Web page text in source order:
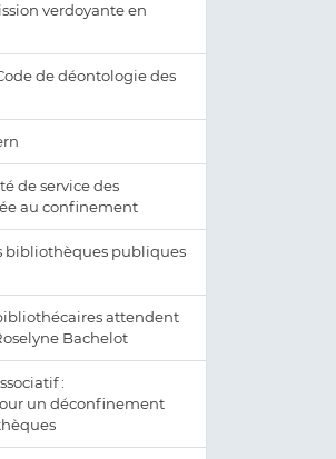
verdoyante en
de déontologie des
de service des
au confinement
bibliothèques publiques
attendent
Bachelot
:
un déconfinement